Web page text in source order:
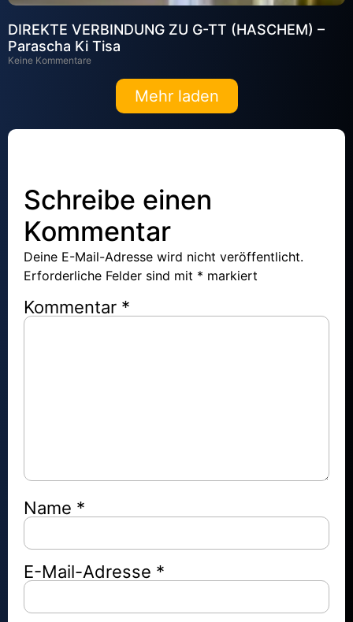
DIREKTE VERBINDUNG ZU G-TT (HASCHEM) –
Parascha Ki Tisa
Keine Kommentare
Mehr laden
Schreibe einen
Kommentar
Deine E-Mail-Adresse wird nicht veröffentlicht.
Erforderliche Felder sind mit * markiert
Kommentar *
Name *
E-Mail-Adresse *